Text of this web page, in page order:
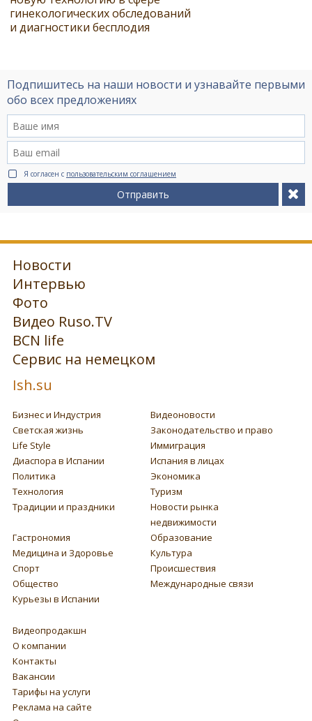
гинекологических обследований
и диагностики бесплодия
Подпишитесь на наши новости и узнавайте первыми
обо всех предложениях
Я согласен с пользовательским соглашением
Отправить
Новости
Интервью
Фото
Видео Ruso.TV
BCN life
Сервис на немецком
Ish.su
Бизнес и Индустрия
Видеоновости
Светская жизнь
Законодательство и право
Life Style
Иммиграция
Диаспора в Испании
Испания в лицах
Политика
Экономика
Технология
Туризм
Традиции и праздники
Новости рынка
недвижимости
Гастрономия
Образование
Медицина и Здоровье
Культура
Спорт
Происшествия
Общество
Международные связи
Курьезы в Испании
Видеопродакшн
О компании
Контакты
Вакансии
Тарифы на услуги
Реклама на сайте